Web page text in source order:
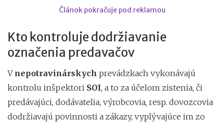
Článok pokračuje pod reklamou
Kto kontroluje dodržiavanie
označenia predavačov
V nepotravinárskych prevádzkach vykonávajú
kontrolu inšpektori SOI, a to za účelom zistenia, či
predávajúci, dodávatelia, výrobcovia, resp. dovozcovia
dodržiavajú povinnosti a zákazy, vyplývajúce im zo